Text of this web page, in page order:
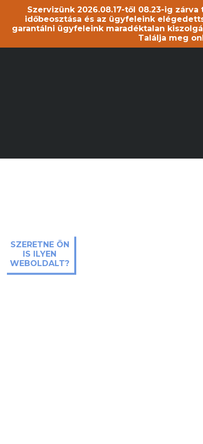
Szervizünk 2026.08.17-től 08.23-ig
időbeosztása és az ügyfeleink
garantálni ügyfeleink maradéktalan
Találja meg
SZERETNE ÖN
IS ILYEN
WEBOLDALT?